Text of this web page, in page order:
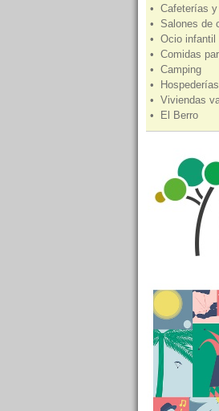
• Cafeterías y
• Salones de
• Ocio infantil
• Comidas
• Camping
•
• Viviendas
• El Berro